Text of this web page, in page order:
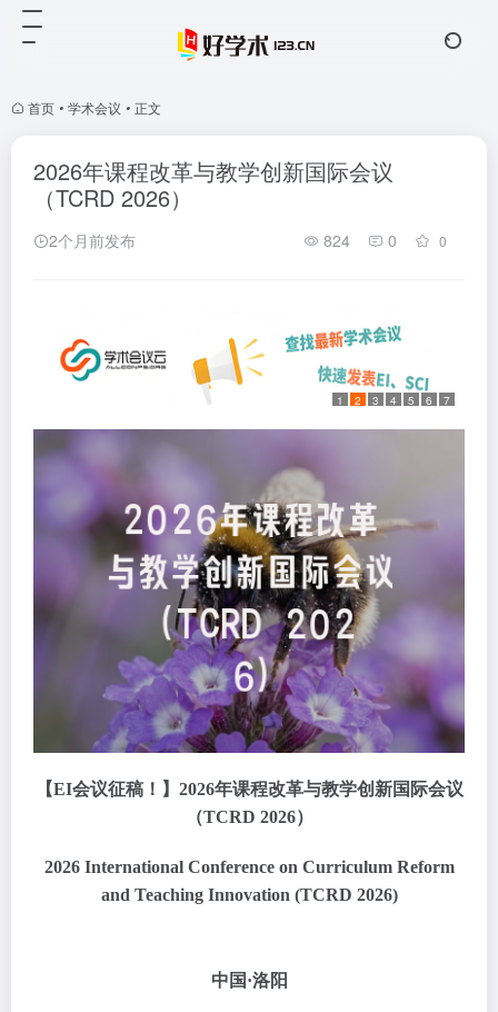
首页 • 学术会议 • 正文
2026年课程改革与教学创新国际会议
（TCRD 2026）
2个月前发布 824 0 0
1 2 3 4 5 6 7
【EI会议征稿！】2026年课程改革与教学创新国际会议
（TCRD 2026）
2026 International Conference on Curriculum Reform
and Teaching Innovation (TCRD 2026)
中国·洛阳